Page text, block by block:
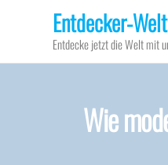
Entdecker-
Entdecke jetzt die Welt mit
Wie